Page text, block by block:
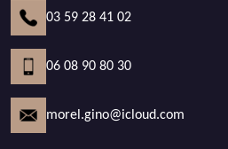
03 59 28 41 02
06 08 90 80 30
morel.gino@icloud.com